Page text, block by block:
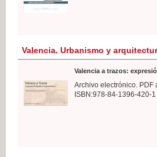
Valencia. Urbanismo y
Valencia a trazos:
Archivo electrónico. PDF
ISBN:978-84-1396-420-1